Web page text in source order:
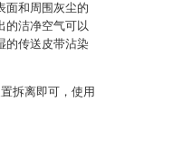
面和周围灰尘的
的洁净空气可以
的传送皮带沾染
拆离即可，使用